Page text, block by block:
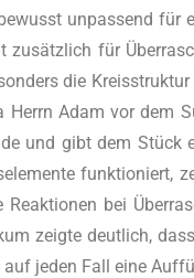
unpas­send für
für
die
Herrn Adam vor dem
und gibt dem Stück
Reak­tio­nen bei
zeig­te deut­lich,
jeden Fall eine